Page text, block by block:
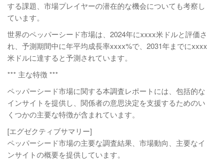
する課題、市場プレイヤーの潜在的な機会についても考察し
ています。
世界のペッパーシード市場は、2024年にxxxx米ドルと評価さ
れ、予測期間中に年平均成長率xxxx%で、2031年までにxxxx
米ドルに達すると予測されています。
*** 主な特徴 ***
ペッパーシード市場に関する本調査レポートには、包括的な
インサイトを提供し、関係者の意思決定を支援するためのい
くつかの主要な特徴が含まれています。
[エグゼクティブサマリー]
ペッパーシード市場の主要な調査結果、市場動向、主要なイ
ンサイトの概要を提供しています。